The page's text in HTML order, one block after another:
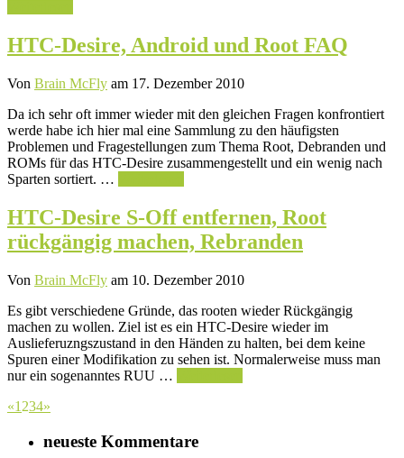
HTC-Desire, Android und Root FAQ
Von Brain McFly am 17. Dezember 2010
Da ich sehr oft immer wieder mit den gleichen Fragen konfrontiert
werde habe ich hier mal eine Sammlung zu den häufigsten
Problemen und Fragestellungen zum Thema Root, Debranden und
ROMs für das HTC-Desire zusammengestellt und ein wenig nach
Sparten sortiert. …
HTC-Desire S-Off entfernen, Root
rückgängig machen, Rebranden
Von Brain McFly am 10. Dezember 2010
Es gibt verschiedene Gründe, das rooten wieder Rückgängig
machen zu wollen. Ziel ist es ein HTC-Desire wieder im
Auslieferuzngszustand in den Händen zu halten, bei dem keine
Spuren einer Modifikation zu sehen ist. Normalerweise muss man
nur ein sogenanntes RUU …
«1 234»
neueste Kommentare